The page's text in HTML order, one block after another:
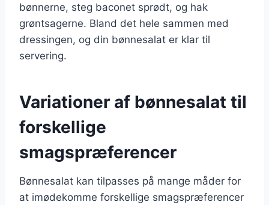
bønnerne, steg baconet sprødt, og hak
grøntsagerne. Bland det hele sammen med
dressingen, og din bønnesalat er klar til
servering.
Variationer af bønnesalat til
forskellige
smagspræferencer
Bønnesalat kan tilpasses på mange måder for
at imødekomme forskellige smagspræferencer